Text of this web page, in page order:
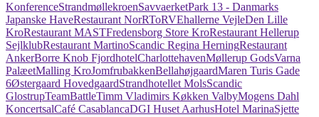
KonferenceStrandmøllekroenSavvaerketPark 13 - Danmarks
Japanske HaveRestaurant NorRToRVEhallerne VejleDen Lille
KroRestaurant MASTFredensborg Store KroRestaurant Hellerup
SejlklubRestaurant MartinoScandic Regina HerningRestaurant
AnkerBorre Knob FjordhotelCharlottehavenMøllerup GodsVarna
PalæetMalling KroJomfrubakkenBellahøjgaardMaren Turis Gade
6Østergaard HovedgaardStrandhotellet MolsScandic
GlostrupTeamBattleTimm Vladimirs Køkken ValbyMogens Dahl
KoncertsalCafé CasablancaDGI Huset AarhusHotel MarinaSjette